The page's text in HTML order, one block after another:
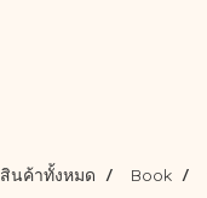
สินค้าทั้งหมด Book